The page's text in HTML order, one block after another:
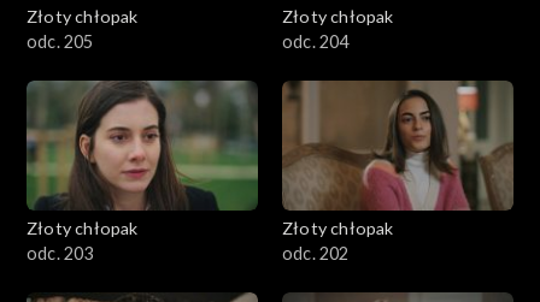
Złoty chłopak
odc. 205
Złoty chłopak
odc. 204
Złoty chłopak
odc. 203
Złoty chłopak
odc. 202